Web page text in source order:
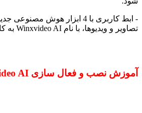
- ابط کاربری با 4 ابزار هوش
تصاویر و ویدیوها، با نام Winxvideo AI به کاربران ارائه می شود.
آموزش نصب و فعال سازی Winxvideo AI